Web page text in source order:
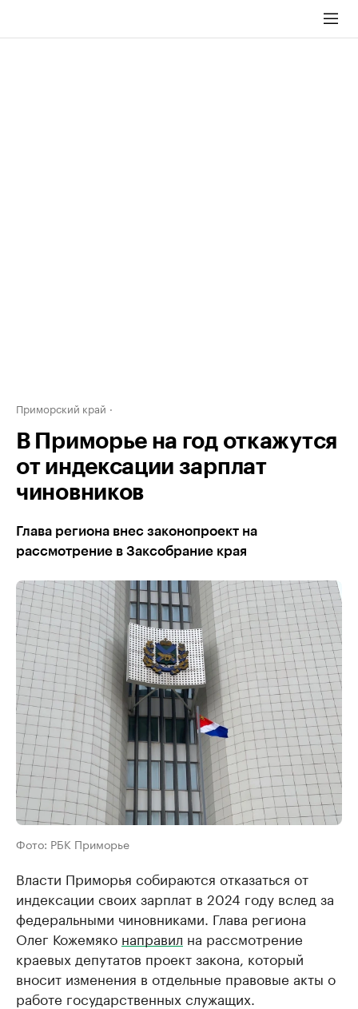
Приморский край
В Приморье на год откажутся
от индексации зарплат
чиновников
Глава региона внес законопроект на
рассмотрение в Заксобрание края
Фото: РБК Приморье
Власти Приморья собираются отказаться от
индексации своих зарплат в 2024 году вслед за
федеральными чиновниками. Глава региона
Олег Кожемяко направил на рассмотрение
краевых депутатов проект закона, который
вносит изменения в отдельные правовые акты о
работе государственных служащих.